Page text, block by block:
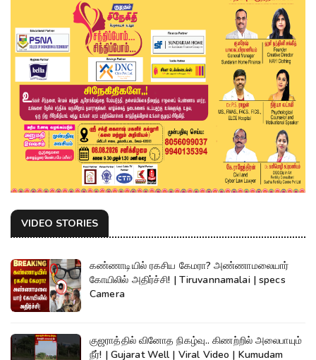
VIDEO STORIES
கண்ணாடியில் ரகசிய கேமரா? அண்ணாமலையார்
கோயிலில் அதிர்ச்சி! | Tiruvannamalai | specs
Camera
குஜராத்தில் வினோத நிகழ்வு.. கிணற்றில் அலைபாயும்
நீர்! | Gujarat Well | Viral Video | Kumudam